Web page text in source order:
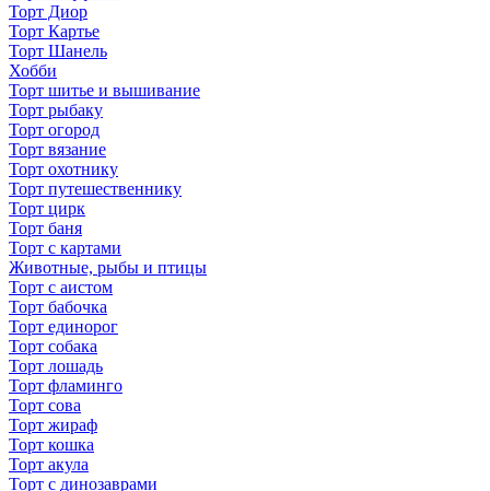
Торт Диор
Торт Картье
Торт Шанель
Хобби
Торт шитье и вышивание
Торт рыбаку
Торт огород
Торт вязание
Торт охотнику
Торт путешественнику
Торт цирк
Торт баня
Торт с картами
Животные, рыбы и птицы
Торт с аистом
Торт бабочка
Торт единорог
Торт собака
Торт лошадь
Торт фламинго
Торт сова
Торт жираф
Торт кошка
Торт акула
Торт с динозаврами